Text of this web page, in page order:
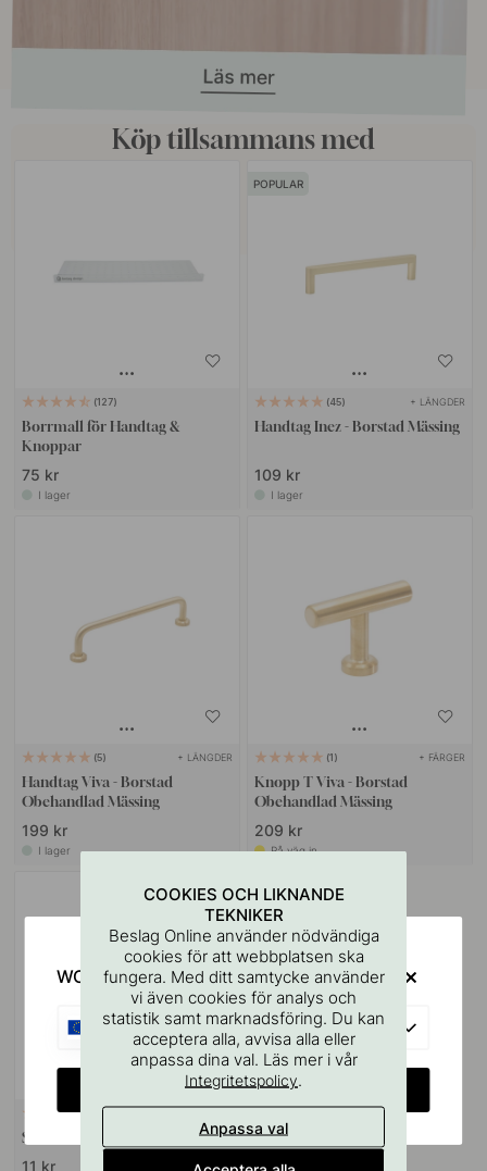
Köp tillsammans med
127
Borrmall för Handtag &
Knoppar
75 kr
I lager
POPULAR
45 + LÄNGDER
Handtag Inez - Borstad Mässing
109 kr
I lager
5 + LÄNGDER
Handtag Viva - Borstad
Obehandlad Mässing
199 kr
I lager
1 + FÄRGER
Knopp T Viva - Borstad
Obehandlad Mässing
209 kr
På väg in
10
Skruvstift M4x50mm 1st
11 kr
COOKIES OCH LIKNANDE
TEKNIKER
Beslag Online använder nödvändiga
cookies för att webbplatsen ska
fungera. Med ditt samtycke använder
vi även cookies för analys och
statistik samt marknadsföring. Du kan
acceptera alla, avvisa alla eller
anpassa dina val. Läs mer i vår
Integritetspolicy.
Anpassa val
WOULD YOU RATHER VISIT?
EU
CHANGE COUNTRY